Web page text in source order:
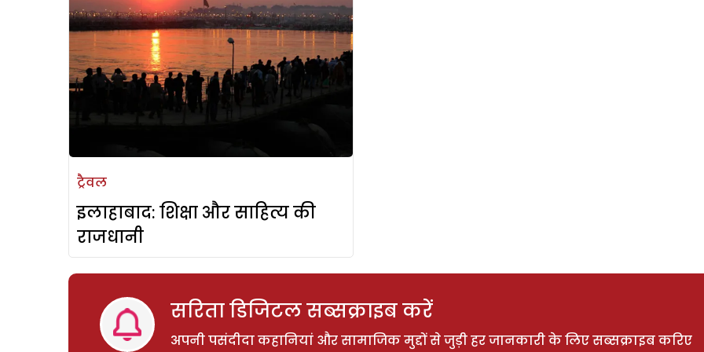
ट्रैवल
इलाहाबाद: शिक्षा और साहित्य की
राजधानी
सरिता डिजिटल सब्सक्राइब करें
अपनी पसंदीदा कहानियां और सामाजिक मुद्दों से जुड़ी हर जानकारी के लिए सब्सक्राइब करिए